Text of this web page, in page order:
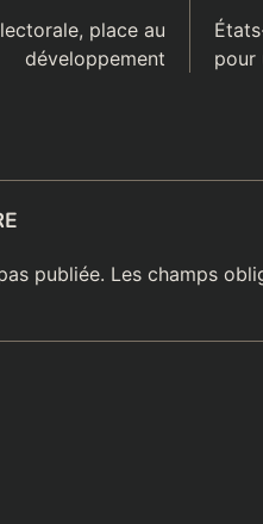
place au
développement
pour
publiée. Les champs